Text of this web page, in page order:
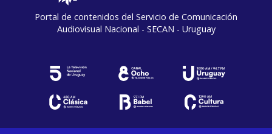
Portal de contenidos del Servicio de Comunicación
Audiovisual Nacional - SECAN - Uruguay